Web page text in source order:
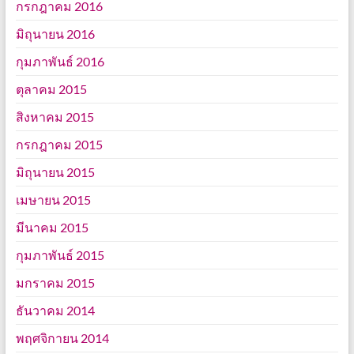
กรกฎาคม 2016
มิถุนายน 2016
กุมภาพันธ์ 2016
ตุลาคม 2015
สิงหาคม 2015
กรกฎาคม 2015
มิถุนายน 2015
เมษายน 2015
มีนาคม 2015
กุมภาพันธ์ 2015
มกราคม 2015
ธันวาคม 2014
พฤศจิกายน 2014